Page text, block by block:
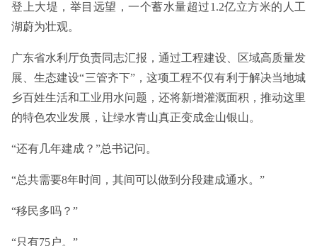
登上大堤，举目远望，一个蓄水量超过1.2亿立方米的人工
湖蔚为壮观。
广东省水利厅负责同志汇报，通过工程建设、区域高质量发
展、生态建设“三管齐下”，这项工程不仅有利于解决当地城
乡百姓生活和工业用水问题，还将新增灌溉面积，推动这里
的特色农业发展，让绿水青山真正变成金山银山。
“还有几年建成？”总书记问。
“总共需要8年时间，其间可以做到分段建成通水。”
“移民多吗？”
“只有75户。”